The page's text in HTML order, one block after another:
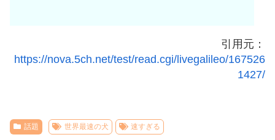
引用元：
https://nova.5ch.net/test/read.cgi/livegalileo/167526
1427/
話題 世界最速の犬 速すぎる